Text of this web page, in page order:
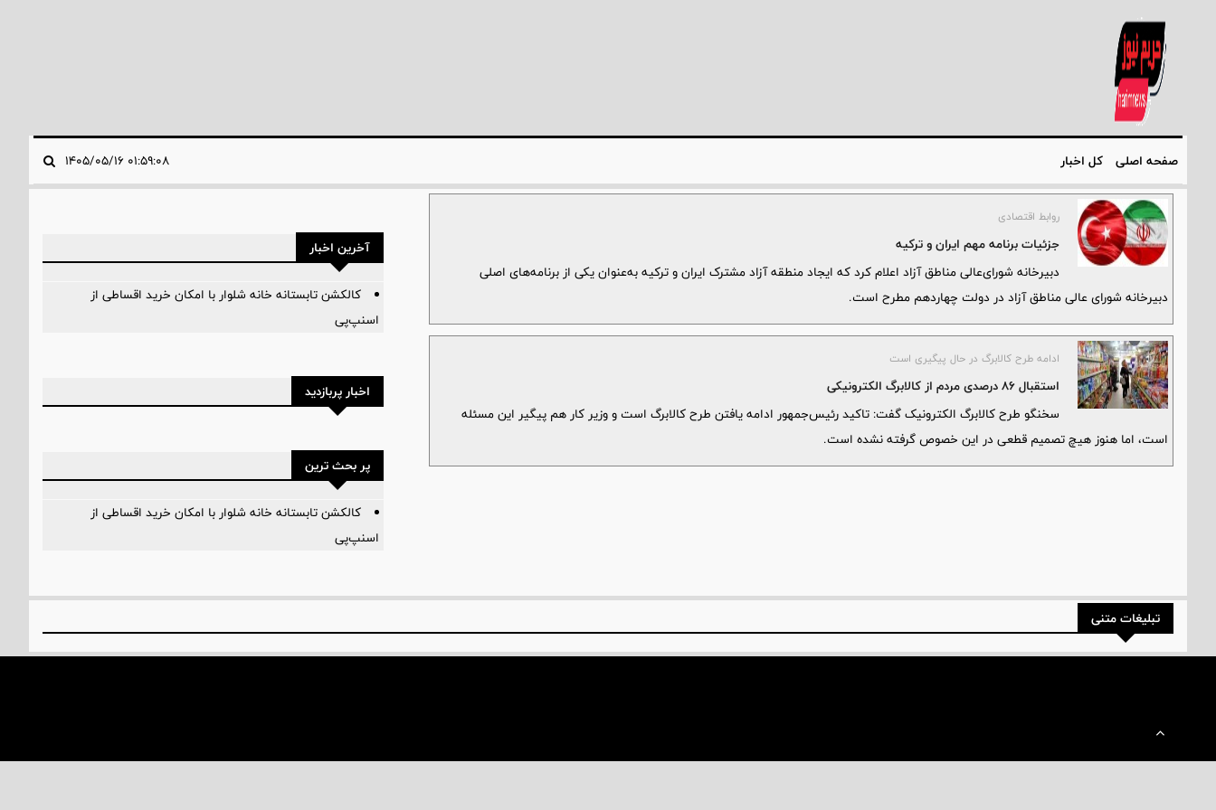
صفحه اصلی کل اخبار
روابط اقتصادی
جزئیات برنامه مهم ایران و ترکیه
دبیرخانه شورای‌عالی مناطق آزاد اعلام کرد که ایجاد منطقه آزاد مشترک ایران و ترکیه به‌عنوان یکی از برنامه‌های اصلی
دبیرخانه شورای عالی مناطق آزاد در دولت چهاردهم مطرح است.
ادامه طرح کالابرگ در حال پیگیری است
استقبال ۸۶ درصدی مردم از کالابرگ الکترونیکی
سخنگو طرح کالابرگ الکترونیک گفت: تاکید رئیس‌جمهور ادامه یافتن طرح کالابرگ است و وزیر کار هم پیگیر این مسئله
است، اما هنوز هیچ تصمیم قطعی در این خصوص گرفته نشده است.
آخرین اخبار
کالکشن تابستانه خانه شلوار با امکان خرید اقساطی از
اسنپ‌پی
اخبار پربازدید
پر بحث ترین
کالکشن تابستانه خانه شلوار با امکان خرید اقساطی از
اسنپ‌پی
تبلیغات متنی